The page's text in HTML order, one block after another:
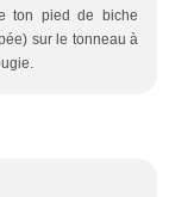
ton pied de biche
sur le tonneau à